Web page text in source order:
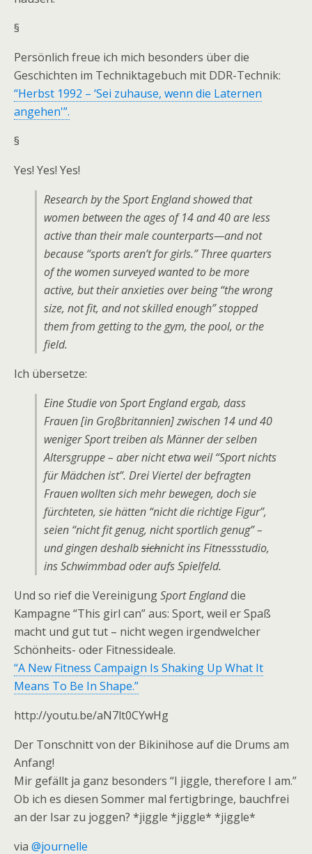
§
Persönlich freue ich mich besonders über die
Geschichten im Techniktagebuch mit DDR-Technik:
“Herbst 1992 – ‘Sei zuhause, wenn die Laternen
angehen'”.
§
Yes! Yes! Yes!
Research by the Sport England showed that
women between the ages of 14 and 40 are less
active than their male counterparts—and not
because “sports aren’t for girls.” Three quarters
of the women surveyedwantedto be more
active, but their anxieties over being “the wrong
size, not fit, and not skilled enough” stopped
them from getting to the gym, the pool, or the
field.
Ich übersetze:
Eine Studie vonSport Englandergab, dass
Frauen [in Großbritannien] zwischen 14 und 40
weniger Sport treiben als Männer der selben
Altersgruppe – aber nicht etwa weil “Sport nichts
für Mädchen ist”. Drei Viertel der befragten
Frauen wolltensich mehr bewegen, doch sie
fürchteten, sie hätten “nicht die richtige Figur”,
seien “nicht fit genug, nicht sportlich genug” –
und gingen deshalbsichnicht ins Fitnessstudio,
ins Schwimmbad oder aufs Spielfeld.
Und so rief die VereinigungSport Englanddie
Kampagne “This girl can” aus: Sport, weil er Spaß
macht und gut tut – nicht wegen irgendwelcher
Schönheits- oder Fitnessideale.
“A New Fitness Campaign Is Shaking Up What It
Means To Be In Shape.”
http://youtu.be/aN7lt0CYwHg
Der Tonschnitt von der Bikinihose auf die Drums am
Anfang!
Mir gefällt ja ganz besonders “I jiggle, therefore I am.”
Ob ich es diesen Sommer mal fertigbringe, bauchfrei
an der Isar zu joggen? *jiggle *jiggle* *jiggle*
via @journelle